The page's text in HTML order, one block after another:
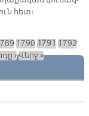
ԸՆԴԴԻՄԱԴԻՐ
տա­րե­վերջ տե­
հետ։ «Ա­նա­